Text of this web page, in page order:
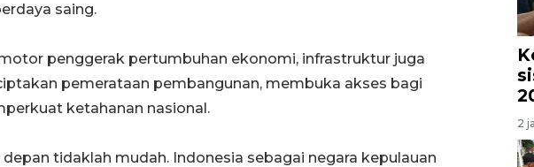
saing.
penggerak pertumbuhan ekonomi, infrastruktur juga
pemerataan pembangunan, membuka akses bagi
ketahanan nasional.
tidaklah mudah. Indonesia sebagai negara kepulauan
2